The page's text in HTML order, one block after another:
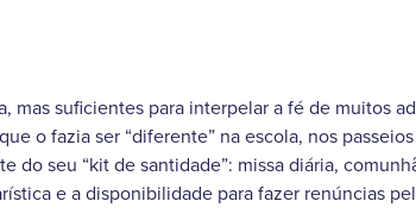
mas suficientes para interpelar a fé de muitos
o fazia ser “diferente” na escola, nos
do seu “kit de santidade”: missa diária,
e a disponibilidade para fazer renúncias